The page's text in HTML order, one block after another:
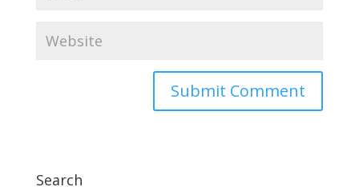
Search